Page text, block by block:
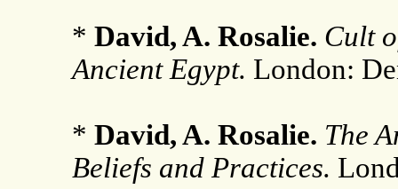
* David, A. Rosalie. Cult
Ancient Egypt. London:
* David, A. Rosalie. The
Beliefs and Practices.